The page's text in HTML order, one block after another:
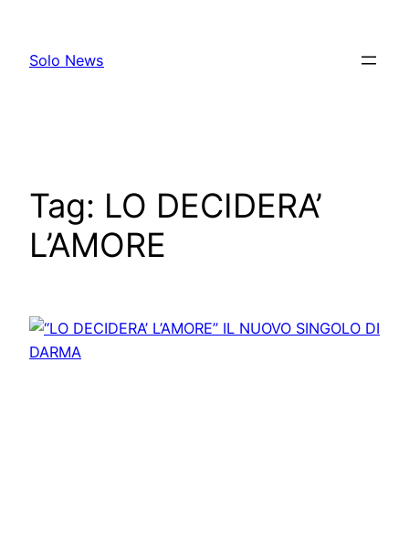
content
Solo News
Tag: LO DECIDERA’
L’AMORE